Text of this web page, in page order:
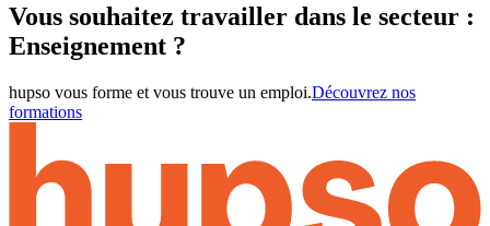
Vous souhaitez travailler dans le secteur :
Enseignement ?
hupso vous forme et vous trouve un emploi.Découvrez nos
formations